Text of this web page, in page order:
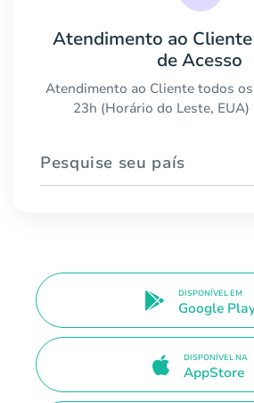
Atendimento ao
de Acesso
Atendimento ao Cliente todos
23h (Horário do Leste,
Pesquise seu país
DISPONÍVEL EM
Google
DISPONÍVEL NA
AppStore